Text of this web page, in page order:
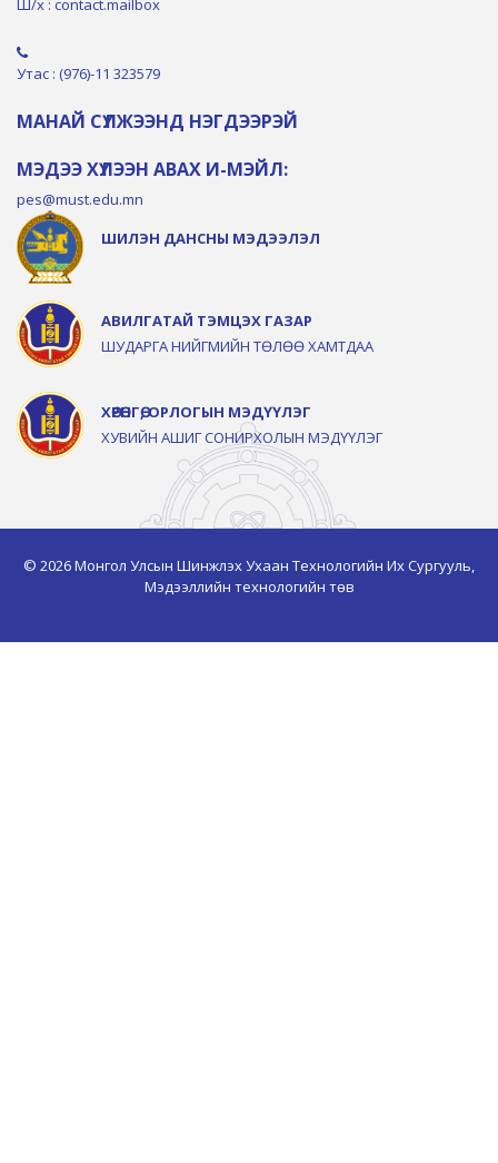
Ш/х : contact.mailbox
Утас : (976)-11 323579
МАНАЙ СҮЛЖЭЭНД НЭГДЭЭРЭЙ
МЭДЭЭ ХҮЛЭЭН АВАХ И-МЭЙЛ:
pes@must.edu.mn
ШИЛЭН ДАНСНЫ МЭДЭЭЛЭЛ
АВИЛГАТАЙ ТЭМЦЭХ ГАЗАР
ШУДАРГА НИЙГМИЙН ТӨЛӨӨ ХАМТДАА
ХӨРӨНГӨ, ОРЛОГЫН МЭДҮҮЛЭГ
ХУВИЙН АШИГ СОНИРХОЛЫН МЭДҮҮЛЭГ
© 2026 Монгол Улсын Шинжлэх Ухаан Технологийн Их Сургууль,
Мэдээллийн технологийн төв